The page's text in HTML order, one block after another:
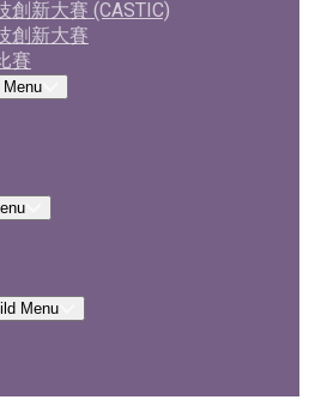
創新大賽 (CASTIC)
創新大賽
賽
Menu
Menu